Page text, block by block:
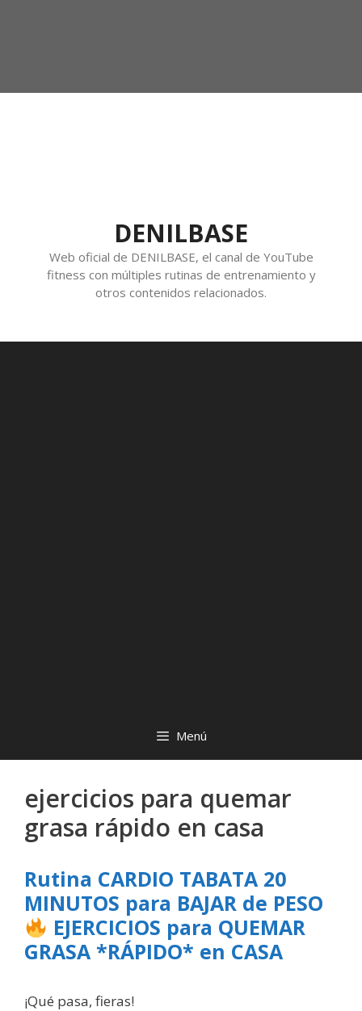
DENILBASE
Web oficial de DENILBASE, el canal de YouTube
fitness con múltiples rutinas de entrenamiento y
otros contenidos relacionados.
Menú
ejercicios para quemar
grasa rápido en casa
Rutina CARDIO TABATA 20
MINUTOS para BAJAR de PESO
EJERCICIOS para QUEMAR
GRASA *RÁPIDO* en CASA
¡Qué pasa, fieras!